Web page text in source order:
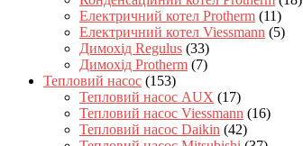
Електричний котел Protherm (11)
Електричний котел Viessmann (5)
Димохід Regulus (33)
Димохід Protherm (7)
Тепловий насос (153)
Тепловий насос AUX (17)
Тепловий насос Viessmann (16)
Тепловий насос Daikin (42)